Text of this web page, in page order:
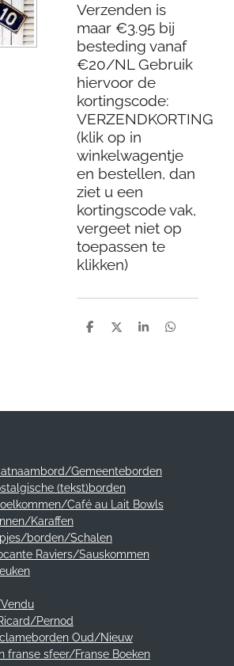
Verzenden is
maar €3.95 bij
besteding vanaf
€20/NL Gebruik
hiervoor de
kortingscode:
VERZENDKORTING
(klik op in
winkelwagentje
en bestellen, dan
ziet u een
kortingscode vak,
vergeet niet op
toepassen te
klikken)
D
D
S
D
Gemeenteborden
(tekst)borden
Café au Lait Bowls
Karaffen
borden/Schalen
Raviers/Sauskommen
Pernod
Oud/Nieuw
franse sfeer/Franse Boeken